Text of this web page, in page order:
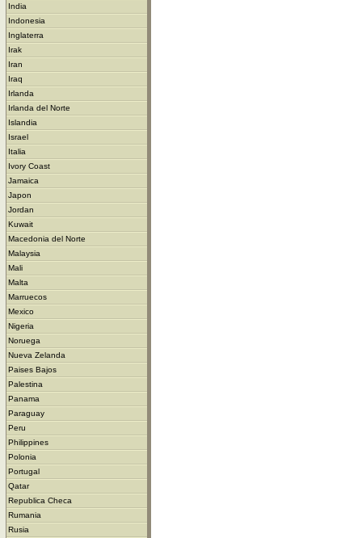
India
Indonesia
Inglaterra
Irak
Iran
Iraq
Irlanda
Irlanda del Norte
Islandia
Israel
Italia
Ivory Coast
Jamaica
Japon
Jordan
Kuwait
Macedonia del Norte
Malaysia
Mali
Malta
Marruecos
Mexico
Nigeria
Noruega
Nueva Zelanda
Paises Bajos
Palestina
Panama
Paraguay
Peru
Philippines
Polonia
Portugal
Qatar
Republica Checa
Rumania
Rusia